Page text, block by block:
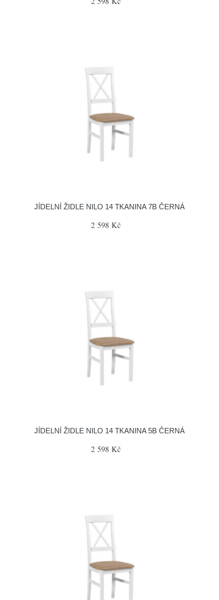
JÍDELNÍ ŽIDLE NILO 14 TKANINA 7B ČERNÁ
2 598 Kč
JÍDELNÍ ŽIDLE NILO 14 TKANINA 5B ČERNÁ
2 598 Kč